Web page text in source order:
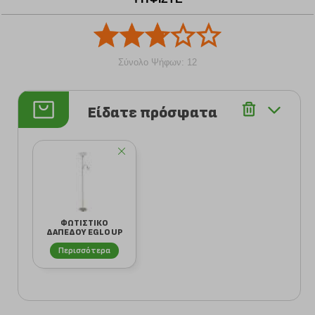
Σύνολο Ψήφων: 12
Είδατε πρόσφατα
ΦΩΤΙΣΤΙΚΟ
ΔΑΠΕΔΟΥ EGLO UP
2 82842 ΜΕΤΑΛΛΟ/
ΓΥ...
Περισσότερα